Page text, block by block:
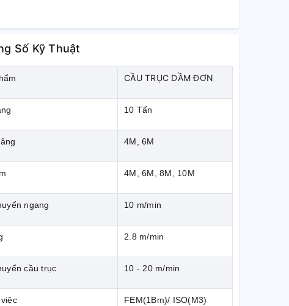
Số Kỹ Thuật
CẦU TRỤC DẦM ĐƠN
10 Tấn
4M, 6M
4M, 6M, 8M, 10M
ngang 10 m/min
2.8 m/min
cầu trục 10 - 20 m/min
FEM(1Bm)/ ISO(M3)